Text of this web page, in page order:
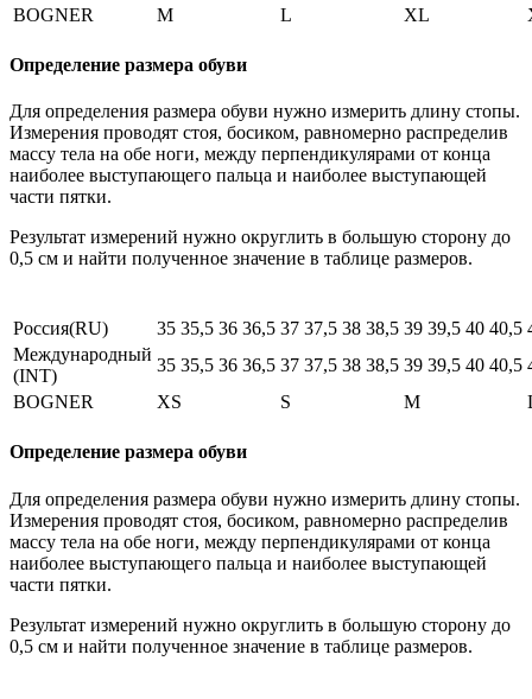
BOGNER
M L XL
Определение размера обуви
Для определения размера обуви нужно измерить длину стопы.
Измерения проводят стоя, босиком, равномерно распределив
массу тела на обе ноги, между перпендикулярами от конца
наиболее выступающего пальца и наиболее выступающей
части пятки.
Результат измерений нужно округлить в большую сторону до
0,5 см и найти полученное значение в таблице размеров.
Россия(RU) 35 35,5 36 36,5 37 37,5 38 38,5 39 39,5 40 40,5
Международный
(INT)
35 35,5 36 36,5 37 37,5 38 38,5 39 39,5 40 40,5
BOGNER
XS S M
Определение размера обуви
Для определения размера обуви нужно измерить длину стопы.
Измерения проводят стоя, босиком, равномерно распределив
массу тела на обе ноги, между перпендикулярами от конца
наиболее выступающего пальца и наиболее выступающей
части пятки.
Результат измерений нужно округлить в большую сторону до
0,5 см и найти полученное значение в таблице размеров.